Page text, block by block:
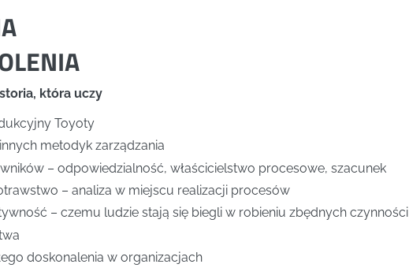
która uczy
Toyoty
metodyk zarządzania
– odpowiedzialność, właścicielstwo procesowe, szacunek
– analiza w miejscu realizacji procesów
– czemu ludzie stają się biegli w robieniu zbędnych czynności
doskonalenia w organizacjach